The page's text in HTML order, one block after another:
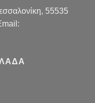
55535